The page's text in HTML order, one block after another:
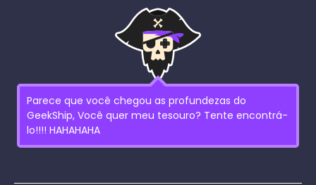
Parece que você chegou as profundezas do
GeekShip, Você quer meu tesouro? Tente encontrá-
lo!!!! HAHAHAHA